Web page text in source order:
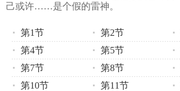
己或许……是个假的雷神。
第1节 第2节
第4节
第5节
第7节
第8节
第10节
第11节